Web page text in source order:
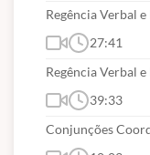
Regência Verbal
27:41
Regência Verbal
39:33
Conjunções